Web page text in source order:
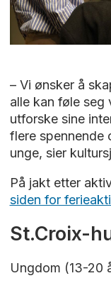
– Vi ønsker å
alle kan føle seg
utforske sine
flere spennende
unge, sier
På jakt etter
siden for
St.Croix-
Ungdom (13-20